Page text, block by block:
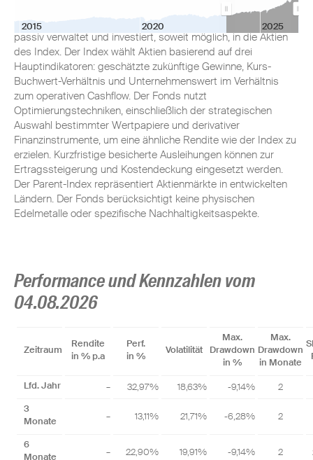
2015 2020 2025
Kapitalwachstum und Erträgen eine Rendite an, die die des
MSCI World Enhanced Value Index widerspiegelt. Er wird
passiv verwaltet und investiert, soweit möglich, in die Aktien
des Index. Der Index wählt Aktien basierend auf drei
Hauptindikatoren: geschätzte zukünftige Gewinne, Kurs-
Buchwert-Verhältnis und Unternehmenswert im Verhältnis
zum operativen Cashflow. Der Fonds nutzt
Optimierungstechniken, einschließlich der strategischen
Auswahl bestimmter Wertpapiere und derivativer
Finanzinstrumente, um eine ähnliche Rendite wie der Index zu
erzielen. Kurzfristige besicherte Ausleihungen können zur
Ertragssteigerung und Kostendeckung eingesetzt werden.
Der Parent-Index repräsentiert Aktienmärkte in entwickelten
Ländern. Der Fonds berücksichtigt keine physischen
Edelmetalle oder spezifische Nachhaltigkeitsaspekte.
Performance und Kennzahlen vom
04.08.2026
Zeitraum
Rendite
in % p.a
Perf.
in %
Volatilität
Max.
Drawdown
in %
Max.
Drawdown
in Monate
Lfd. Jahr – 32,97% 18,63% -9,14%
2
3
Monate
– 13,11% 21,71% -6,28% 2
6
Monate
– 22,90% 19,91% -9,14% 2